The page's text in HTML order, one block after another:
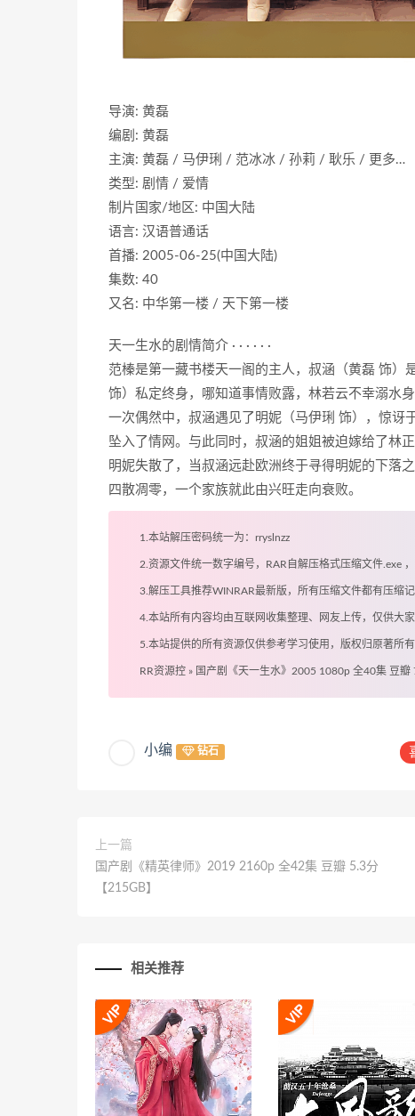
导演: 黄磊
编剧: 黄磊
主演: 黄磊 / 马伊琍 / 范冰冰 / 孙莉 / 耿乐 / 更多…
类型: 剧情 / 爱情
制片国家/地区: 中国大陆
语言: 汉语普通话
首播: 2005-06-25(中国大陆)
集数: 40
又名: 中华第一楼 / 天下第一楼
天一生水的剧情简介 · · · · · ·
范榛是第一藏书楼天一阁的主人，叔涵（黄磊 饰）
饰）私定终身，哪知道事情败露，林若云不幸溺水
一次偶然中，叔涵遇见了明妮（马伊琍 饰），惊讶
坠入了情网。与此同时，叔涵的姐姐被迫嫁给了林
明妮失散了，当叔涵远赴欧洲终于寻得明妮的下落
四散凋零，一个家族就此由兴旺走向衰败。
1.本站解压密码统一为：rryslnzz
2.资源文件统一数字编号，RAR自解压格式压缩文件.exe
3.解压工具推荐WINRAR最新版，所有压缩文件都有压缩
4.本站所有内容均由互联网收集整理、网友上传，仅供大
5.本站提供的所有资源仅供参考学习使用，版权归原著所
RR资源控 » 国产剧《天一生水》2005 1080p 全40集 豆瓣
小编 钻石
上一篇
国产剧《精英律师》2019 2160p 全42集 豆瓣 5.3分
【215GB】
相关推荐